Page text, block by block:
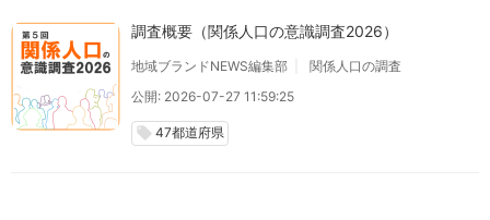
調査概要（関係人口の意識調査2026）
地域ブランドNEWS編集部
関係人口の調査
公開: 2026-07-27 11:59:25
local_offer 47都道府県